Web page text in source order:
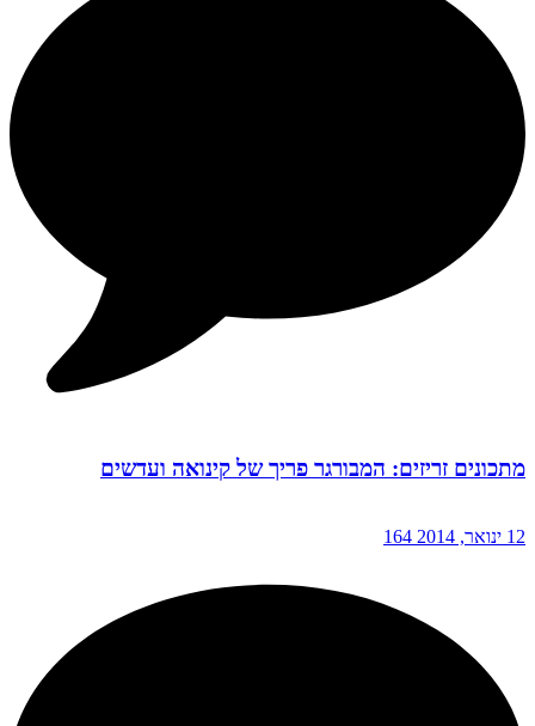
מתכונים זריזים: המבורגר פריך של קינואה ועדשים
12 ינואר, 2014 164